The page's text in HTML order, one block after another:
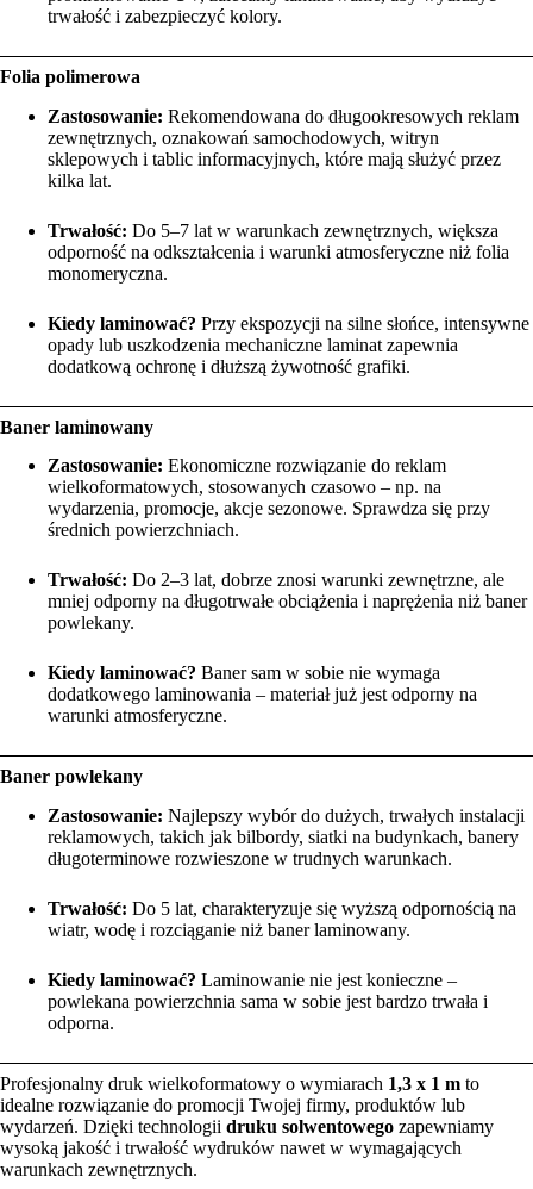
trwałość i zabezpieczyć kolory.
Folia polimerowa
Zastosowanie: Rekomendowana do długookresowych reklam
zewnętrznych, oznakowań samochodowych, witryn
sklepowych i tablic informacyjnych, które mają służyć przez
kilka lat.
Trwałość: Do 5–7 lat w warunkach zewnętrznych, większa
odporność na odkształcenia i warunki atmosferyczne niż folia
monomeryczna.
Kiedy laminować? Przy ekspozycji na silne słońce, intensywne
opady lub uszkodzenia mechaniczne laminat zapewnia
dodatkową ochronę i dłuższą żywotność grafiki.
Baner laminowany
Zastosowanie: Ekonomiczne rozwiązanie do reklam
wielkoformatowych, stosowanych czasowo – np. na
wydarzenia, promocje, akcje sezonowe. Sprawdza się przy
średnich powierzchniach.
Trwałość: Do 2–3 lat, dobrze znosi warunki zewnętrzne, ale
mniej odporny na długotrwałe obciążenia i naprężenia niż baner
powlekany.
Kiedy laminować? Baner sam w sobie nie wymaga
dodatkowego laminowania – materiał już jest odporny na
warunki atmosferyczne.
Baner powlekany
Zastosowanie: Najlepszy wybór do dużych, trwałych instalacji
reklamowych, takich jak bilbordy, siatki na budynkach, banery
długoterminowe rozwieszone w trudnych warunkach.
Trwałość: Do 5 lat, charakteryzuje się wyższą odpornością na
wiatr, wodę i rozciąganie niż baner laminowany.
Kiedy laminować? Laminowanie nie jest konieczne –
powlekana powierzchnia sama w sobie jest bardzo trwała i
odporna.
Profesjonalny druk wielkoformatowy o wymiarach 1,3 x 1 m to
idealne rozwiązanie do promocji Twojej firmy, produktów lub
wydarzeń. Dzięki technologii druku solwentowego zapewniamy
wysoką jakość i trwałość wydruków nawet w wymagających
warunkach zewnętrznych.